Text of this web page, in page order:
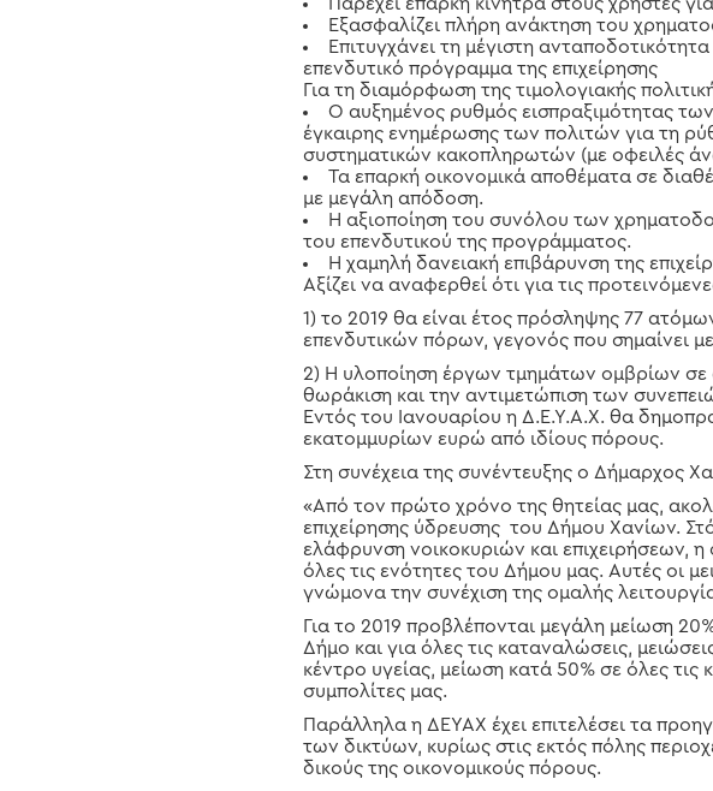
Εξασφαλίζει πλήρη ανάκτηση του
Επιτυγχάνει τη μέγιστη
επενδυτικό πρόγραμμα της επιχείρησης
Για τη διαμόρφωση της τιμολογιακής
Ο αυξημένος ρυθμός εισπραξιμότητας
έγκαιρης ενημέρωσης των πολιτών για τη
συστηματικών κακοπληρωτών (με οφειλές
Τα επαρκή οικονομικά αποθέματα σε
με μεγάλη απόδοση.
Η αξιοποίηση του συνόλου των
του επενδυτικού της προγράμματος.
Η χαμηλή δανειακή επιβάρυνση της
Αξίζει να αναφερθεί ότι για τις
1) το 2019 θα είναι έτος πρόσληψης 77
επενδυτικών πόρων, γεγονός που σημαίνει
2) Η υλοποίηση έργων τμημάτων ομβρίων σε
θωράκιση και την αντιμετώπιση των
Εντός του Ιανουαρίου η Δ.Ε.Υ.Α.Χ. θα
εκατομμυρίων ευρώ από ιδίους πόρους.
Στη συνέχεια της συνέντευξης ο Δήμαρχος
«Από τον πρώτο χρόνο της θητείας μας,
επιχείρησης ύδρευσης του Δήμου Χανίων.
ελάφρυνση νοικοκυριών και επιχειρήσεων,
όλες τις ενότητες του Δήμου μας. Αυτές οι
γνώμονα την συνέχιση της ομαλής
Για το 2019 προβλέπονται μεγάλη μείωση
Δήμο και για όλες τις καταναλώσεις,
κέντρο υγείας, μείωση κατά 50% σε όλες τις
συμπολίτες μας.
Παράλληλα η ΔΕΥΑΧ έχει επιτελέσει τα
των δικτύων, κυρίως στις εκτός πόλης
δικούς της οικονομικούς πόρους.